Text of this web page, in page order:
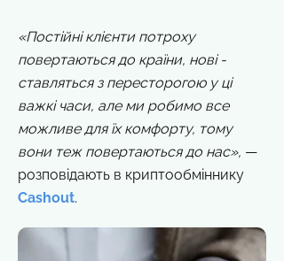
«Постійні клієнти потроху
повертаються до країни, нові -
ставляться з пересторогою у ці
важкі часи, але ми робимо все
можливе для їх комфорту, тому
вони теж повертаються до нас», —
розповідають в криптообміннику
Сashout.